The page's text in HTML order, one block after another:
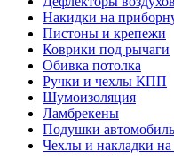
Накидки на
Пистоны и крепежи
Коврики под рычаги
Обивка потолка
Ручки и чехлы КПП
Шумоизоляция
Ламбрекены
Подушки
Чехлы и накладки на